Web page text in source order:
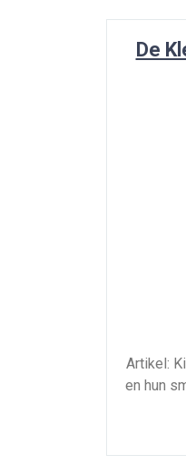
De
Artikel:
en hun